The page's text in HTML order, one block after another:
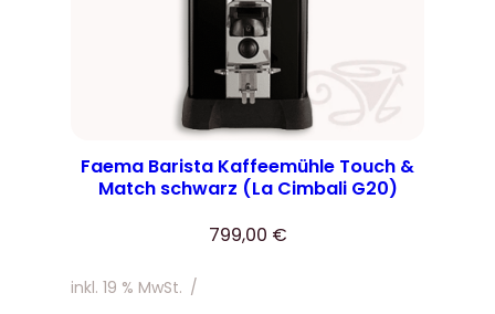
Faema Barista Kaffeemühle Touch &
Match schwarz (La Cimbali G20)
799,00 €
inkl. 19 % MwSt. /